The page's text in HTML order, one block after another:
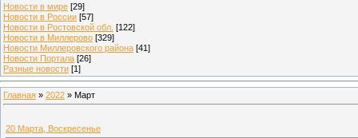
Новости в мире [29]
Новости в России [57]
Новости в Ростовской обл. [122]
Новости в Миллерово [329]
Новости Миллеровского района [41]
Новости Портала [26]
Разные новости [1]
Главная » 2022 » Март
20 Марта, Воскресенье